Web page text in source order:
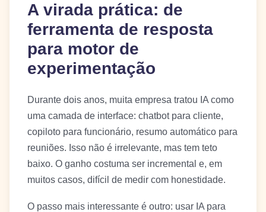
A virada prática: de
ferramenta de resposta
para motor de
experimentação
Durante dois anos, muita empresa tratou IA como
uma camada de interface: chatbot para cliente,
copiloto para funcionário, resumo automático para
reuniões. Isso não é irrelevante, mas tem teto
baixo. O ganho costuma ser incremental e, em
muitos casos, difícil de medir com honestidade.
O passo mais interessante é outro: usar IA para